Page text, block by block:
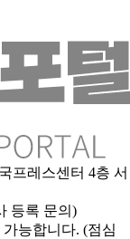
프레스센터 4층 서
등록 문의)
능합니다. (점심